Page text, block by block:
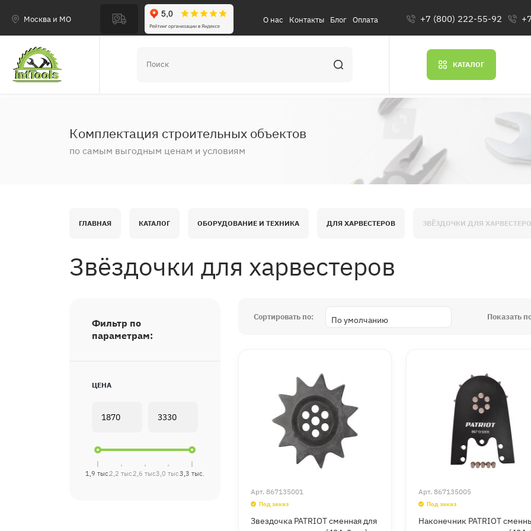
Москва и МО О нас Контакты Блог Оплата +7 (800) 222-55-92
КАТАЛОГ
Комплектация строительных объектов
по самым выгодным ценам и условиям
ГЛАВНАЯ КАТАЛОГ ОБОРУДОВАНИЕ И ТЕХНИКА ДЛЯ ХАРВЕСТЕРОВ ЗВЁЗДОЧКИ ДЛЯ
Звёздочки для харвестеров
Фильтр по
параметрам:
ЦЕНА
1,9 тыс.2,2 тыс.2,6 тыс.3,0 тыс.3,3 тыс.
Сортировать по: Показать
Арт. 867135001
Под заказ
Звездочка PATRIOT сменная для
Арт. 867135005
Под заказ
Наконечник PATRIOT